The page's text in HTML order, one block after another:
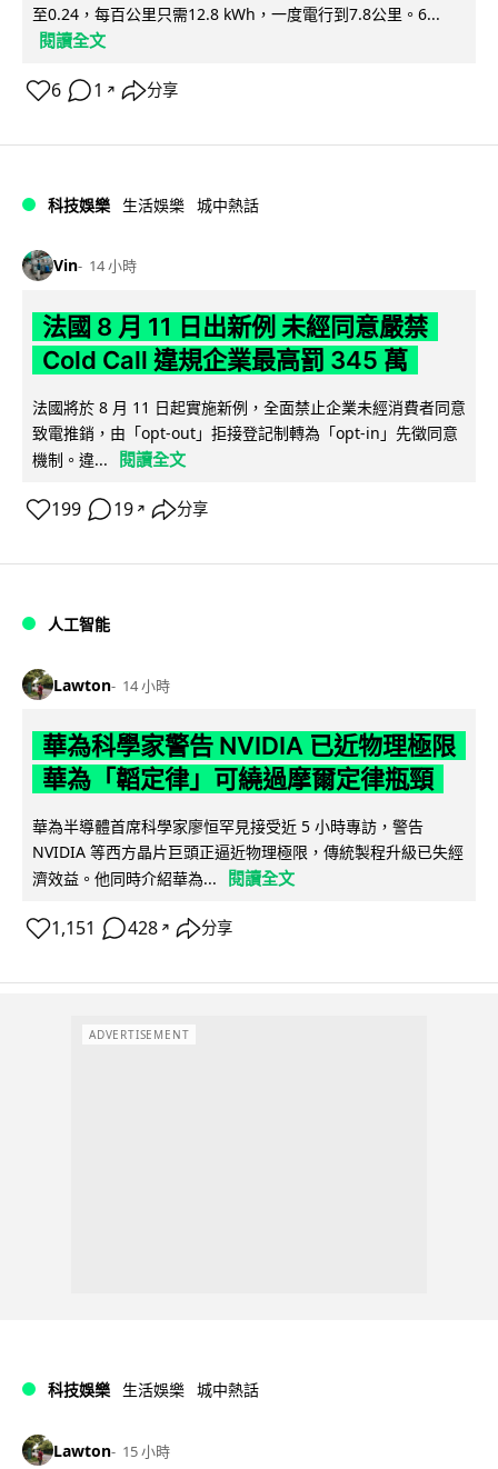
至0.24，每百公里只需12.8 kWh，一度電行到7.8公里。6...
閱讀全文
6 1 ↗ 分享
科技娛樂 生活娛樂 城中熱話
Vin 14 小時
法國 8 月 11 日出新例 未經同意嚴禁
Cold Call 違規企業最高罰 345 萬
法國將於 8 月 11 日起實施新例，全面禁止企業未經消費者同意
致電推銷，由「opt-out」拒接登記制轉為「opt-in」先徵同意
機制。違...
閱讀全文
199 19 ↗ 分享
人工智能
Lawton 14 小時
華為科學家警告 NVIDIA 已近物理極限
華為「韜定律」可繞過摩爾定律瓶頸
華為半導體首席科學家廖恒罕見接受近 5 小時專訪，警告
NVIDIA 等西方晶片巨頭正逼近物理極限，傳統製程升級已失經
濟效益。他同時介紹華為...
閱讀全文
1,151 428 ↗ 分享
ADVERTISEMENT
科技娛樂 生活娛樂 城中熱話
Lawton 15 小時